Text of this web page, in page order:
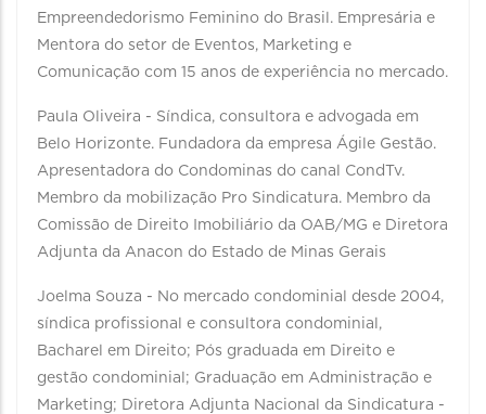
Empreendedorismo Feminino do Brasil. Empresária e
Mentora do setor de Eventos, Marketing e
Comunicação com 15 anos de experiência no mercado.
Paula Oliveira - Síndica, consultora e advogada em
Belo Horizonte. Fundadora da empresa Ágile Gestão.
Apresentadora do Condominas do canal CondTv.
Membro da mobilização Pro Sindicatura. Membro da
Comissão de Direito Imobiliário da OAB/MG e Diretora
Adjunta da Anacon do Estado de Minas Gerais
Joelma Souza - No mercado condominial desde 2004,
síndica profissional e consultora condominial,
Bacharel em Direito; Pós graduada em Direito e
gestão condominial; Graduação em Administração e
Marketing; Diretora Adjunta Nacional da Sindicatura -